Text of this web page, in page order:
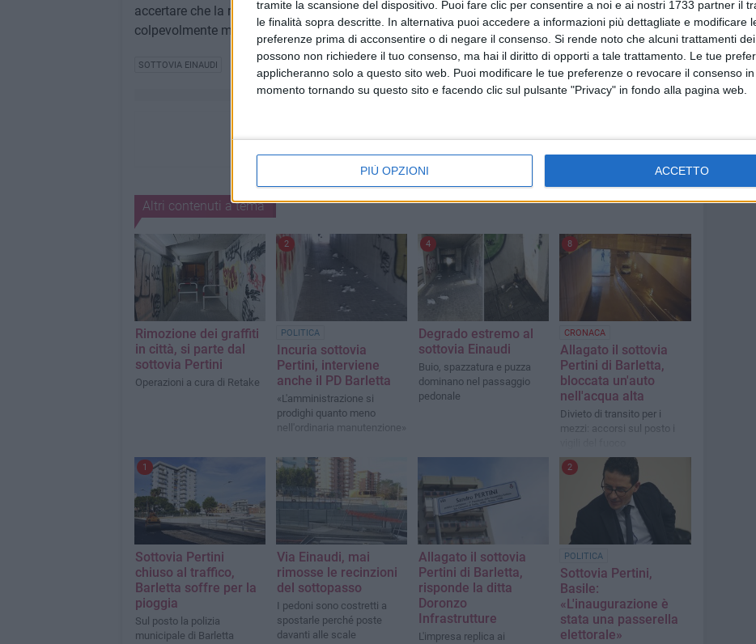
tramite la scansione del dispositivo. Puoi fare clic per consentire a noi e ai nostri 1733 partner il
le finalità sopra descritte. In alternativa puoi accedere a informazioni più dettagliate e modificare
preferenze prima di acconsentire o di negare il consenso. Si rende noto che alcuni trattamenti
possono non richiedere il tuo consenso, ma hai il diritto di opporti a tale trattamento. Le tue
applicheranno solo a questo sito web. Puoi modificare le tue preferenze o revocare il consenso
momento tornando su questo sito e facendo clic sul pulsante "Privacy" in fondo alla pagina web.
PIÙ OPZIONI ACCETTO
accertare che la responsabilità ricade su minorenni ne risponderanno le rispettive famiglie,
colpevolmente molto distratte sull'operato dei propri figli".
SOTTOVIA EINAUDI
Altri contenuti a tema
Rimozione dei graffiti
in città, si parte dal
sottovia Pertini
Operazioni a cura di Retake
2
POLITICA
Incuria sottovia
Pertini, interviene
anche il PD Barletta
«L'amministrazione si
prodighi quanto meno
nell'ordinaria manutenzione»
4
Degrado estremo al
sottovia Einaudi
Buio, spazzatura e puzza
dominano nel passaggio
pedonale
8
CRONACA
Allagato il sottovia
Pertini di Barletta,
bloccata un'auto
nell'acqua alta
Divieto di transito per i
mezzi: accorsi sul posto i
1
Sottovia Pertini
chiuso al traffico,
Barletta soffre per la
pioggia
Sul posto la polizia
municipale di Barletta
Via Einaudi, mai
rimosse le recinzioni
del sottopasso
I pedoni sono costretti a
spostarle perché poste
davanti alle scale
Allagato il sottovia
Pertini di Barletta,
risponde la ditta
Doronzo
Infrastrutture
L'impresa replica ai
2
POLITICA
Sottovia Pertini,
Basile:
«L'inaugurazione è
stata una passerella
elettorale»